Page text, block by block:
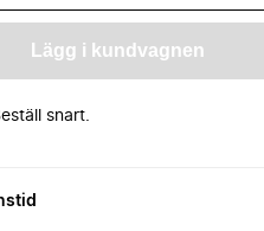
Lägg i kundvagnen
snart.